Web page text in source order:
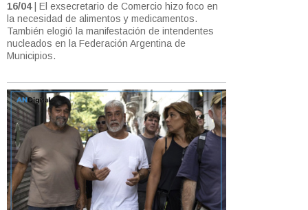
16/04| El exsecretario de Comercio hizo foco en
la necesidad de alimentos y medicamentos.
También elogió la manifestación de intendentes
nucleados en la Federación Argentina de
Municipios.